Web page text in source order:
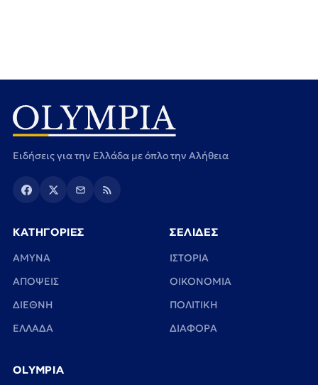
Ειδήσεις για την Ελλάδα με όπλο την Αλήθεια
ΚΑΤΗΓΟΡΙΕΣ
ΑΜΥΝΑ
ΑΠΟΨΕΙΣ
ΔΙΕΘΝΗ
ΕΛΛΑΔΑ
ΣΕΛΙΔΕΣ
ΙΣΤΟΡΙΑ
ΟΙΚΟΝΟΜΙΑ
ΠΟΛΙΤΙΚΗ
ΔΙΑΦΟΡΑ
OLYMPIA